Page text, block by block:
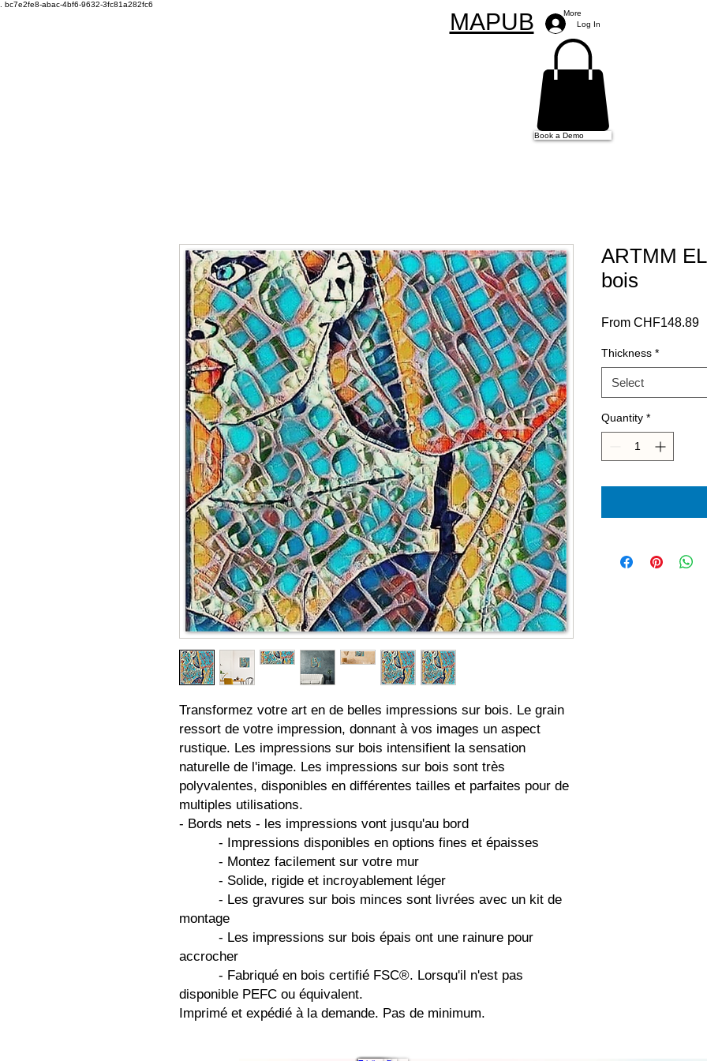
bc7e2fe8-abac-4bf6-9632-3fc81a282fc6
MAPUB
More
Log In
Book a Demo
Transformez votre art en de belles impressions sur bois. Le grain
ressort de votre impression, donnant à vos images un aspect
rustique. Les impressions sur bois intensifient la sensation
naturelle de l'image. Les impressions sur bois sont très
polyvalentes, disponibles en différentes tailles et parfaites pour de
multiples utilisations.
- Bords nets - les impressions vont jusqu'au bord
montage
accrocher
disponible PEFC ou équivalent.
Imprimé et expédié à la demande. Pas de minimum.
ARTMM
bois
From CHF148.89
Thickness *
Select
Quantity *